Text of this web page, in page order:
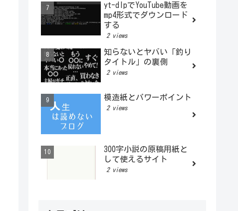
yt-dlpでYouTube動画を
mp4形式でダウンロード
する
2 views
知らないとヤバい「釣り
タイトル」の裏側
2 views
模造紙とパワーポイント
2 views
300字小説の原稿用紙と
して使えるサイト
2 views